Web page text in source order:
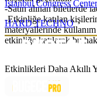
-Satın alınan biletlerde
-Etkinliğe katılan
materyallerinde kullanım
etkinliğe katılarak bu
Istanbul Congress Center
HARD TECHNO
Etkinlikleri Daha Akıllı